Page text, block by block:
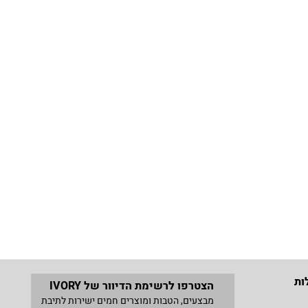
הצטרפו לרשימת הדיוור של IVORY
מבצעים, הטבות ומוצרים חמים ישירות לתיבת